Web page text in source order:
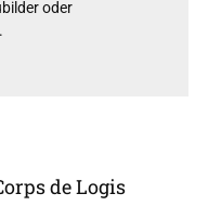
oder
de Logis